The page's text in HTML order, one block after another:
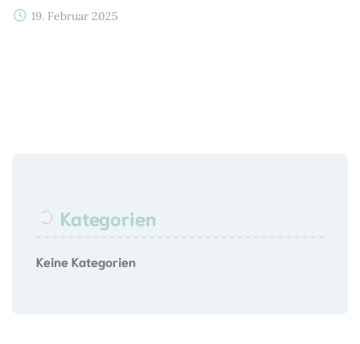
19. Februar 2025
Kategorien
Keine Kategorien